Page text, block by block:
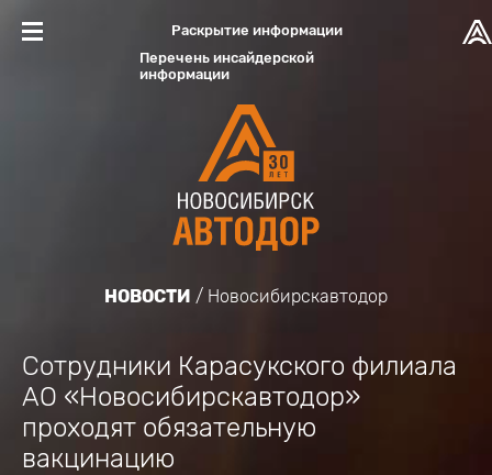
Раскрытие информации
Перечень инсайдерской
информации
НОВОСТИ Новосибирскавтодор
Сотрудники Карасукского филиала
АО «Новосибирскавтодор»
проходят обязательную
вакцинацию